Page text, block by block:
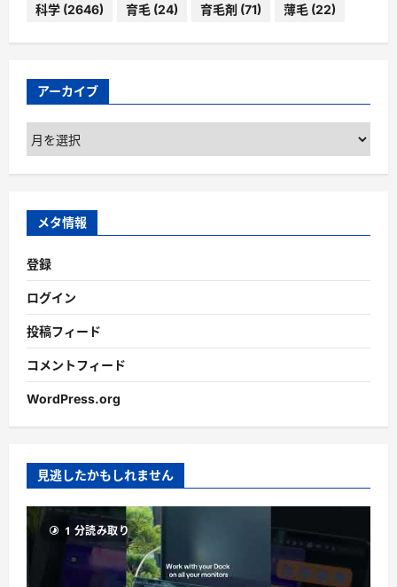
科学 (2646) 育毛 (24) 育毛剤 (71) 薄毛 (22)
アーカイブ
ア
ー
カ
ブ
メタ情報
登録
ログイン
投稿フィード
コメントフィード
WordPress.org
見逃したかもしれません
1 分読み取り